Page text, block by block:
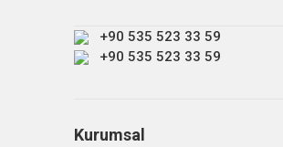
Bu ürüne benzer farklı
+90 535 523 33 59
+90 535 523 33 59
Kurumsal